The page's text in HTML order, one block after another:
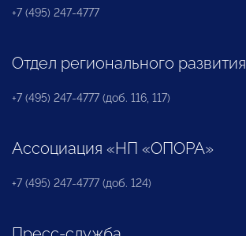
+7 (495) 247-4777
Отдел регионального развития
+7 (495) 247-4777 (доб. 116, 117)
Ассоциация «НП «ОПОРА»
+7 (495) 247-4777 (доб. 124)